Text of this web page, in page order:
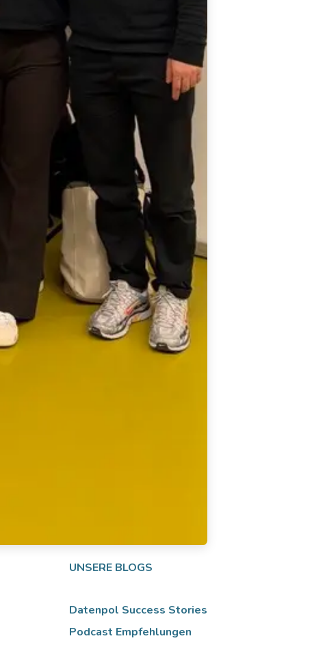
UNSERE BLOGS
Datenpol Success Stories
Podcast Empfehlungen